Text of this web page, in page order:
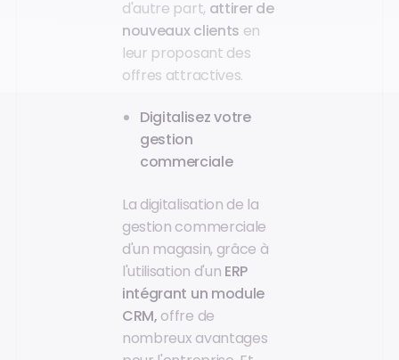
d'autre part, attirer de
nouveaux clients en
leur proposant des
offres attractives.
Digitalisez votre
gestion
commerciale
La digitalisation de la
gestion commerciale
d'un magasin, grâce à
l'utilisation d'un ERP
intégrant un module
CRM, offre de
nombreux avantages